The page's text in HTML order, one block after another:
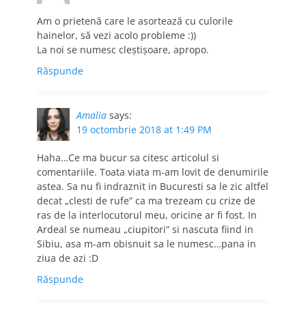
Am o prietenă care le asortează cu culorile
hainelor, să vezi acolo probleme :))
La noi se numesc cleștișoare, apropo.
Răspunde
Amalia says:
19 octombrie 2018 at 1:49 PM
Haha…Ce ma bucur sa citesc articolul si
comentariile. Toata viata m-am lovit de denumirile
astea. Sa nu fi indraznit in Bucuresti sa le zic altfel
decat „clesti de rufe” ca ma trezeam cu crize de
ras de la interlocutorul meu, oricine ar fi fost. In
Ardeal se numeau „ciupitori” si nascuta fiind in
Sibiu, asa m-am obisnuit sa le numesc…pana in
ziua de azi :D
Răspunde